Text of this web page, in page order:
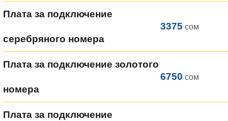
Плата за подключение
серебряного номера
3375 сом
Плата за подключение золотого
номера
6750 сом
Плата за подключение